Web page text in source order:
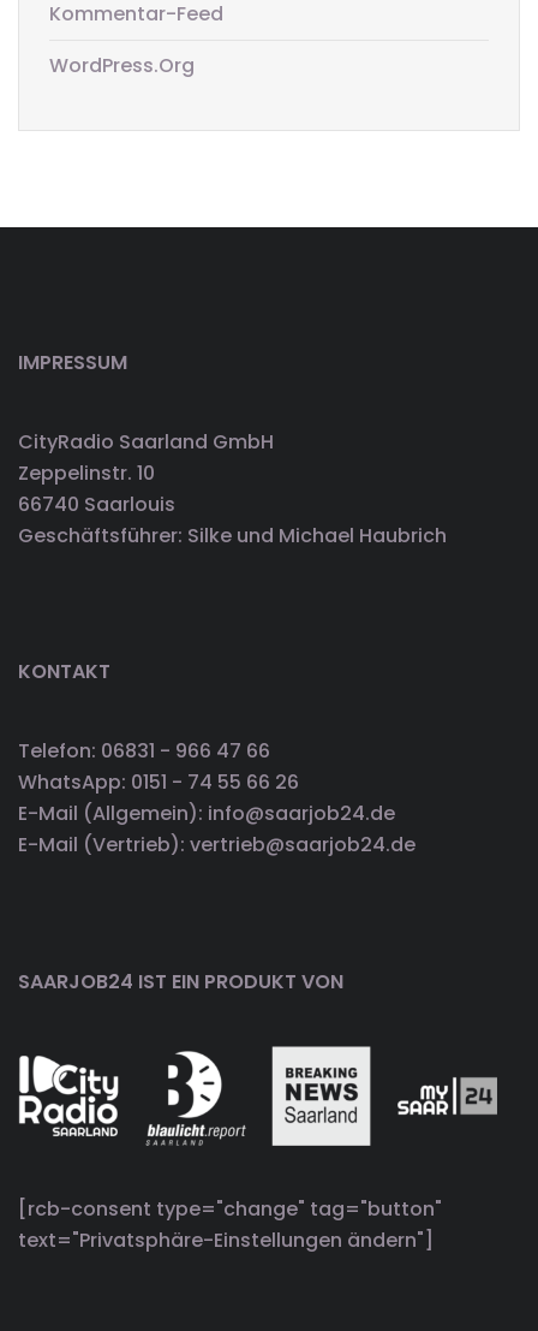
Kommentar-Feed
WordPress.org
IMPRESSUM
CityRadio Saarland GmbH
Zeppelinstr. 10
66740 Saarlouis
Geschäftsführer: Silke und Michael Haubrich
KONTAKT
Telefon: 06831 - 966 47 66
WhatsApp: 0151 - 74 55 66 26
E-Mail (Allgemein): info@saarjob24.de
E-Mail (Vertrieb): vertrieb@saarjob24.de
SAARJOB24 IST EIN PRODUKT VON
[rcb-consent type="change" tag="button"
text="Privatsphäre-Einstellungen ändern"]